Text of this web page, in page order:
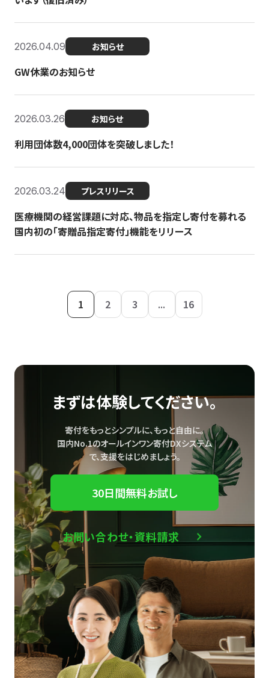
2026.04.09 お知らせ
GW休業のお知らせ
2026.03.26 お知らせ
利用団体数4,000団体を突破しました！
2026.03.24 プレスリリース
医療機関の経営課題に対応、物品を指定し寄付を募れる
国内初の「寄贈品指定寄付」機能をリリース
1 2 3 ... 16
まずは体験してください。
寄付をもっとシンプルに、もっと自由に。
国内No.1のオールインワン寄付DXシステム
で、支援をはじめましょう。
30日間無料お試し
お問い合わせ・資料請求